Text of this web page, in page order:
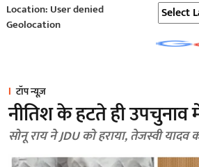
Location: User denied
Geolocation
टॉप न्यूज़
नीतिश के हटते ही उपचुनाव
सोनू राय ने JDU को हराया, तेजस्वी यादव